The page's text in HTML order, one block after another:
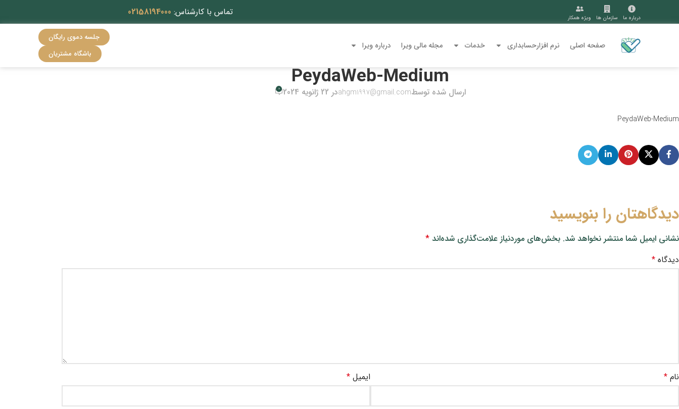
درباره ما سازمان ها ویژه همکار تماس با کارشناس: 02158194000
صفحه اصلی نرم افزارحسابداری خدمات مجله مالی ویرا درباره ویرا
جلسه دموی رایگان
باشگاه مشتریان
PeydaWeb-Medium
ارسال شده توسطahgm1997@gmail.comدر 22 ژانویه 2024 0
PeydaWeb-Medium
دیدگاهتان را بنویسید
نشانی ایمیل شما منتشر نخواهد شد. بخش‌های موردنیاز علامت‌گذاری شده‌اند *
دیدگاه *
نام * ایمیل *